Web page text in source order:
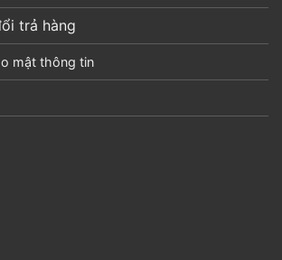
trả hàng
mật thông tin